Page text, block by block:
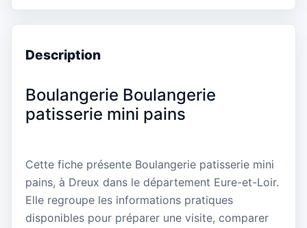
Description
Boulangerie Boulangerie
patisserie mini pains
Cette fiche présente Boulangerie patisserie mini
pains, à Dreux dans le département Eure-et-Loir.
Elle regroupe les informations pratiques
disponibles pour préparer une visite, comparer